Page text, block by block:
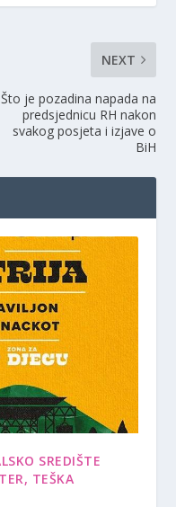
NEXT
Što je pozadina napada na
predsjednicu RH nakon
svakog posjeta i izjave o
BiH
SREDIŠTE
TEŠKA